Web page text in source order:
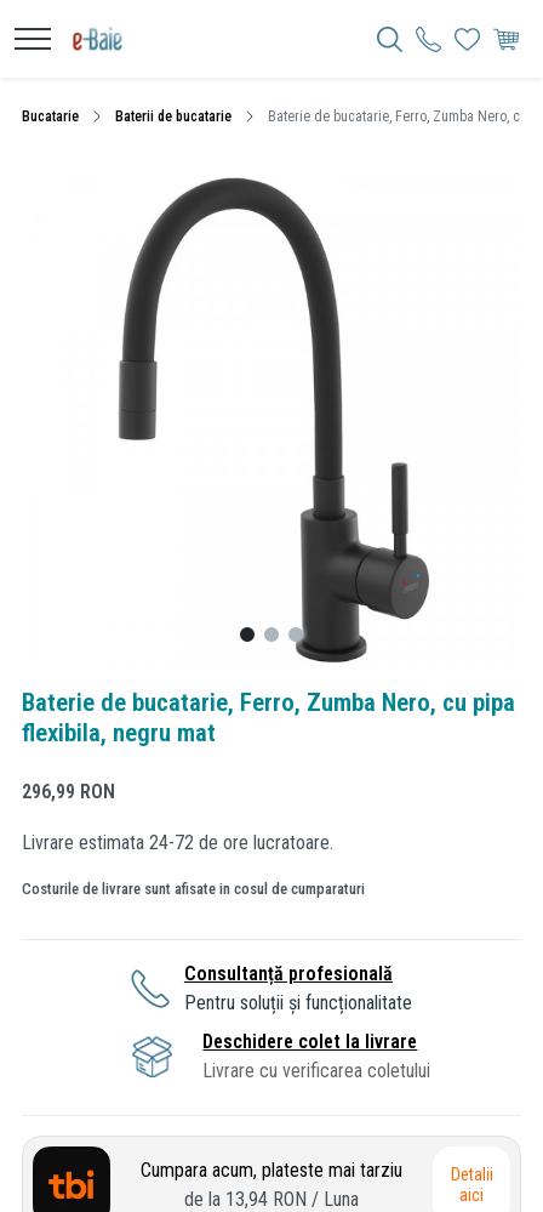
Bucatarie Baterii de bucatarie Baterie de bucatarie, Ferro, Zumba Nero, cu
Baterie de bucatarie, Ferro, Zumba Nero, cu pipa
flexibila, negru mat
296,99 RON
Livrare estimata 24-72 de ore lucratoare.
Costurile de livrare sunt afisate in cosul de cumparaturi
Consultanță profesională
Pentru soluții și funcționalitate
Deschidere colet la livrare
Livrare cu verificarea coletului
Cumpara acum, plateste mai tarziu
de la 13,94 RON / Luna
Detalii
aici